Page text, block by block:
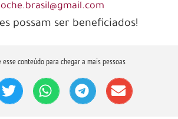
possam ser beneficiados!
esse conteúdo para chegar a mais pessoas